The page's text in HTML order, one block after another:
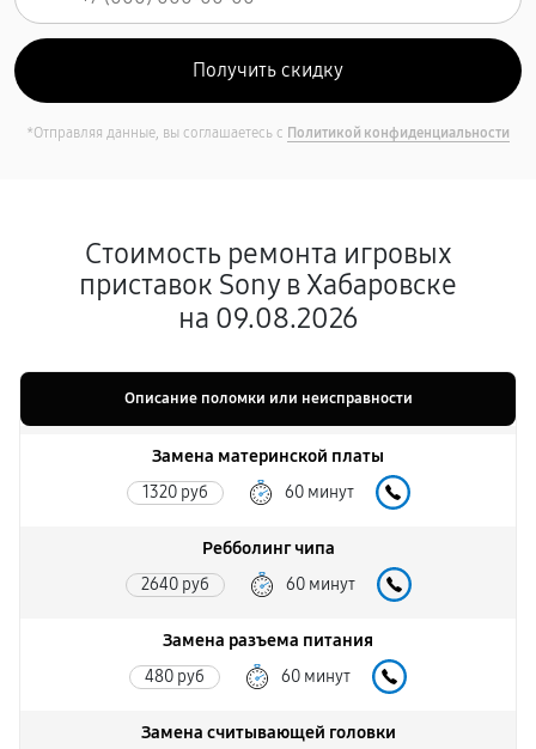
*Отправляя данные, вы соглашаетесь с Политикой конфиденциальности
Стоимость ремонта игровых
приставок Sony в Хабаровске
на 09.08.2026
Описание поломки или неисправности
Замена материнской платы
1320 руб 60 минут
Ребболинг чипа
2640 руб 60 минут
Замена разъема питания
480 руб 60 минут
Замена считывающей головки